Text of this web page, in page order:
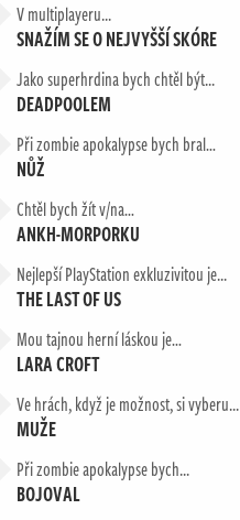
V multiplayeru...
SNAŽÍM SE O NEJVYŠŠÍ SKÓRE
Jako superhrdina bych chtěl být...
DEADPOOLEM
Při zombie apokalypse bych bral…
NŮŽ
Chtěl bych žít v/na…
ANKH-MORPORKU
Nejlepší PlayStation exkluzivitou je...
THE LAST OF US
Mou tajnou herní láskou je…
LARA CROFT
Ve hrách, když je možnost, si vyberu...
MUŽE
Při zombie apokalypse bych...
BOJOVAL